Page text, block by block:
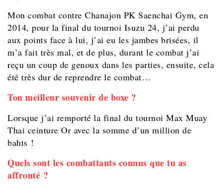
Mon combat contre Chanajon PK Saenchai Gym, en
2014, pour la final du tournoi Isuzu 24, j’ai perdu
aux points face à lui, j’ai eu les jambes brisées, il
m’a fait très mal, et de plus, durant le combat j’ai
reçu un coup de genoux dans les parties, ensuite, cela
été très dur de reprendre le combat…
Ton meilleur souvenir de boxe ?
Lorsque j’ai remporté la final du tournoi Max Muay
Thai ceinture Or avec la somme d’un million de
bahts !
Quels sont les combattants connus que tu as
affronté ?